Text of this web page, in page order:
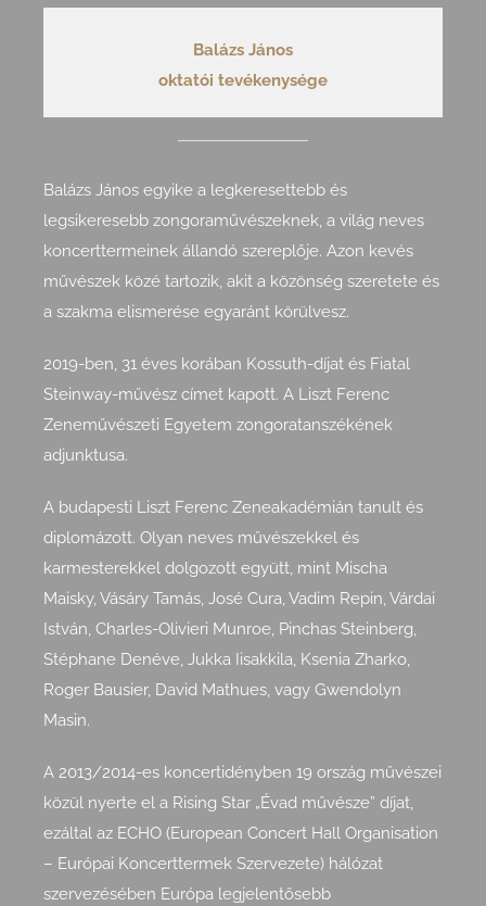
Balázs János
oktatói tevékenysége
Balázs János egyike a legkeresettebb és
legsikeresebb zongoraművészeknek, a világ neves
koncerttermeinek állandó szereplője. Azon kevés
művészek közé tartozik, akit a közönség szeretete és
a szakma elismerése egyaránt körülvesz.
2019-ben, 31 éves korában Kossuth-díjat és Fiatal
Steinway-művész címet kapott. A Liszt Ferenc
Zeneművészeti Egyetem zongoratanszékének
adjunktusa.
A budapesti Liszt Ferenc Zeneakadémián tanult és
diplomázott. Olyan neves művészekkel és
karmesterekkel dolgozott együtt, mint Mischa
Maisky, Vásáry Tamás, José Cura, Vadim Repin, Várdai
István, Charles-Olivieri Munroe, Pinchas Steinberg,
Stéphane Denéve, Jukka Iisakkila, Ksenia Zharko,
Roger Bausier, David Mathues, vagy Gwendolyn
Masin.
A 2013/2014-es koncertidényben 19 ország művészei
közül nyerte el a Rising Star „Évad művésze” díjat,
ezáltal az ECHO (European Concert Hall Organisation
– Európai Koncerttermek Szervezete) hálózat
szervezésében Európa legjelentősebb